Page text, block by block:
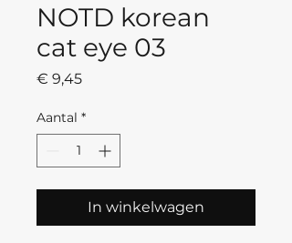
NOTD korean
cat eye 03
€ 9,45Prijs
Aantal *
In winkelwagen